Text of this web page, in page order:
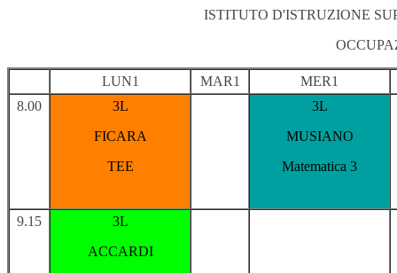
ISTITUTO D'ISTRUZIONE
LUN1 MAR1
MER1
8.00
3L
FICARA
TEE
3L
MUSIANO
Matematica 3
9.15
3L
ACCARDI